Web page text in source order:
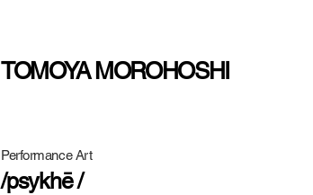
TOMOYA MOROHOSHI
Performance Art
/psykhē /